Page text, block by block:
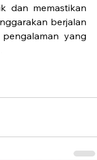
dan memastikan
berjalan
yang